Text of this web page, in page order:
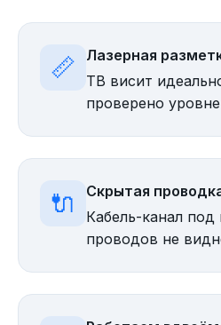
📏
Лазерная
ТВ висит
проверено
🔌
Скрытая
Кабель-канал
проводов не